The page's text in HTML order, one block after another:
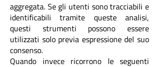
aggregata. Se gli utenti sono tracciabili e
identificabili tramite queste analisi,
questi strumenti possono essere
utilizzati solo previa espressione del suo
consenso.
Quando invece ricorrono le seguenti